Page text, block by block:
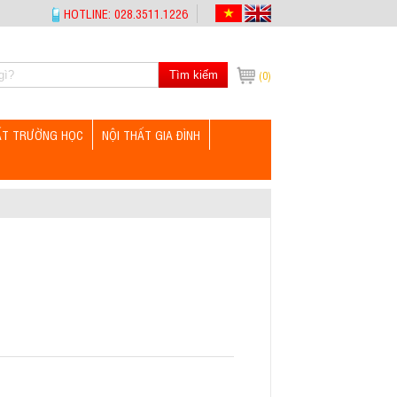
HOTLINE: 028.3511.1226
(0)
Tìm kiếm
TRƯỜNG HỌC NỘI THẤT GIA ĐÌNH